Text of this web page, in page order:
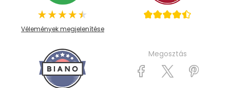
Vélemények megjelenítése
Megosztás